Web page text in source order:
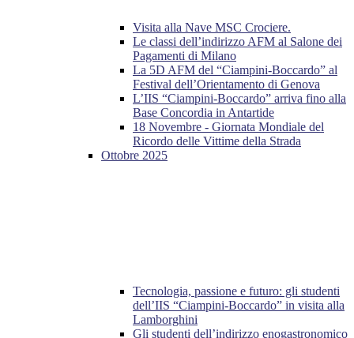
Visita alla Nave MSC Crociere.
Le classi dell’indirizzo AFM al Salone dei
Pagamenti di Milano
La 5D AFM del “Ciampini-Boccardo” al
Festival dell’Orientamento di Genova
L’IIS “Ciampini-Boccardo” arriva fino alla
Base Concordia in Antartide
18 Novembre - Giornata Mondiale del
Ricordo delle Vittime della Strada
Ottobre 2025
Tecnologia, passione e futuro: gli studenti
dell’IIS “Ciampini-Boccardo” in visita alla
Lamborghini
Gli studenti dell’indirizzo enogastronomico